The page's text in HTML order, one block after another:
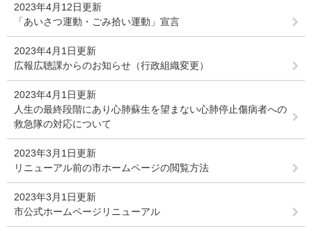
2023年4月12日更新
「あいさつ運動・ごみ拾い運動」宣言
2023年4月1日更新
広報広聴課からのお知らせ（行政組織変更）
2023年4月1日更新
人生の最終段階にあり心肺蘇生を望まない心肺停止傷病者への
救急隊の対応について
2023年3月1日更新
リニューアル前の市ホームページの閲覧方法
2023年3月1日更新
市公式ホームページリニューアル